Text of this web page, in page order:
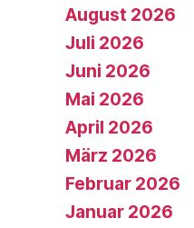
August 2026
Juli 2026
Juni 2026
Mai 2026
April 2026
März 2026
Februar 2026
Januar 2026